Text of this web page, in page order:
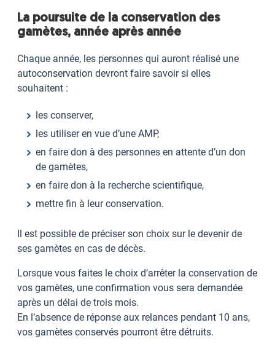
La poursuite de la conservation des
gamètes, année après année
Chaque année, les personnes qui auront réalisé une
autoconservation devront faire savoir si elles
souhaitent :
les conserver,
les utiliser en vue d’une AMP,
en faire don à des personnes en attente d’un don
de gamètes,
en faire don à la recherche scientifique,
mettre fin à leur conservation.
Il est possible de préciser son choix sur le devenir de
ses gamètes en cas de décès.
Lorsque vous faites le choix d’arrêter la conservation de
vos gamètes, une confirmation vous sera demandée
après un délai de trois mois.
En l’absence de réponse aux relances pendant 10 ans,
vos gamètes conservés pourront être détruits.